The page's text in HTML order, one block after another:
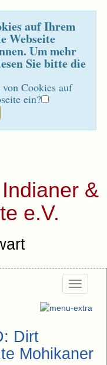
auf Ihrem
Webseite
Um mehr
Sie bitte die
Cookies auf
ein?
&
e.V.
Dirt
Mohikaner